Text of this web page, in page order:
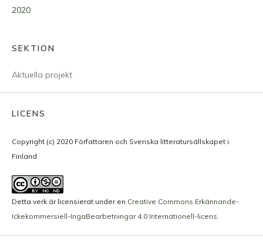
2020
SEKTION
Aktuella projekt
LICENS
Copyright (c) 2020 Författaren och Svenska litteratursällskapet i
Finland
Detta verk är licensierat under en Creative Commons Erkännande-
Ickekommersiell-IngaBearbetningar 4.0 Internationell-licens.